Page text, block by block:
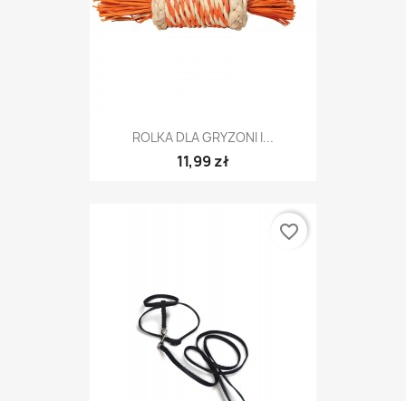
ROLKA DLA GRYZONI I...
11,99 zł
favorite_border